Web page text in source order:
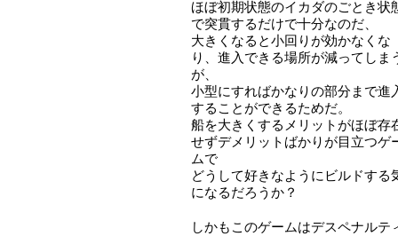
ほぼ初期状態のイカダのごとき状
で突貫するだけで十分なのだ、
大きくなると小回りが効かなくな
り、進入できる場所が減ってしま
が、
小型にすればかなりの部分まで進
することができるためだ。
船を大きくするメリットがほぼ存
せずデメリットばかりが目立つゲ
ムで
どうして好きなようにビルドする
になるだろうか？
しかもこのゲームはデスペナルテ